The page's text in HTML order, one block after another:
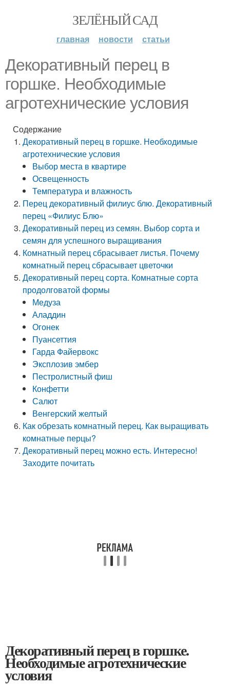
ЗЕЛЁНЫЙ САД
главная новости статьи
Декоративный перец в
горшке. Необходимые
агротехнические условия
Содержание
Декоративный перец в горшке. Необходимые
агротехнические условия
Выбор места в квартире
Освещенность
Температура и влажность
Перец декоративный филиус блю. Декоративный
перец «Филиус Блю»
Декоративный перец из семян. Выбор сорта и
семян для успешного выращивания
Комнатный перец сбрасывает листья. Почему
комнатный перец сбрасывает цветочки
Декоративный перец сорта. Комнатные сорта
продолговатой формы
Медуза
Аладдин
Огонек
Пуансеттия
Гарда Файервокс
Эксплозив эмбер
Пестролистный фиш
Конфетти
Салют
Венгерский желтый
Как обрезать комнатный перец. Как выращивать
комнатные перцы?
Декоративный перец можно есть. Интересно!
Заходите почитать
Декоративный перец в горшке.
Необходимые агротехнические
условия